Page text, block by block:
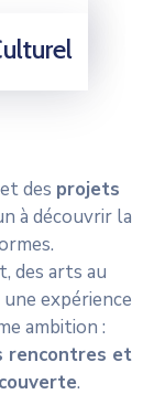
et des projets
à découvrir la
des arts au
expérience
ambition :
rencontres et
.